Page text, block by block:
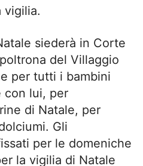
vigilia.
siederà in Corte
del Villaggio
per tutti i bambini
con lui, per
di Natale, per
Gli
per le domeniche
la vigilia di Natale